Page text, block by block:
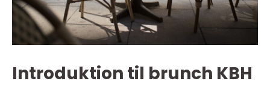
Introduktion til brunch KBH